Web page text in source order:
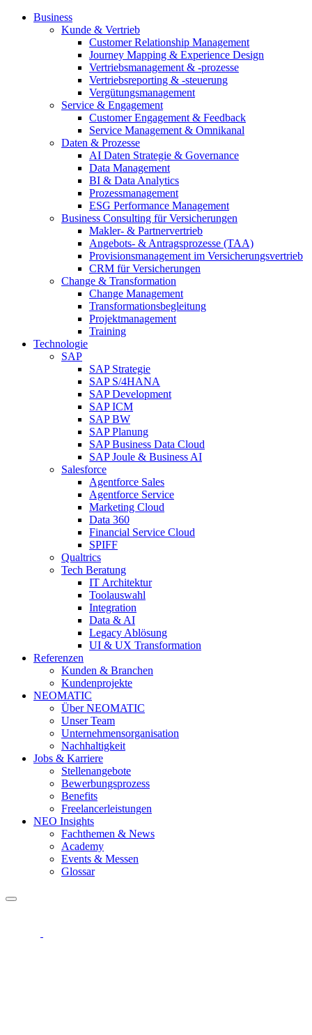
Business
Kunde & Vertrieb
Customer Relationship Management
Journey Mapping & Experience Design
Vertriebsmanagement & -prozesse
Vertriebsreporting & -steuerung
Vergütungsmanagement
Service & Engagement
Customer Engagement & Feedback
Service Management & Omnikanal
Daten & Prozesse
AI Daten Strategie & Governance
Data Management
BI & Data Analytics
Prozessmanagement
ESG Performance Management
Business Consulting für Versicherungen
Makler- & Partnervertrieb
Angebots- & Antragsprozesse (TAA)
Provisionsmanagement im Versicherungsvertrieb
CRM für Versicherungen
Change & Transformation
Change Management
Transformationsbegleitung
Projektmanagement
Training
Technologie
SAP
SAP Strategie
SAP S/4HANA
SAP Development
SAP ICM
SAP BW
SAP Planung
SAP Business Data Cloud
SAP Joule & Business AI
Salesforce
Agentforce Sales
Agentforce Service
Marketing Cloud
Data 360
Financial Service Cloud
SPIFF
Qualtrics
Tech Beratung
IT Architektur
Toolauswahl
Integration
Data & AI
Legacy Ablösung
UI & UX Transformation
Referenzen
Kunden & Branchen
Kundenprojekte
NEOMATIC
Über NEOMATIC
Unser Team
Unternehmensorganisation
Nachhaltigkeit
Jobs & Karriere
Stellenangebote
Bewerbungsprozess
Benefits
Freelancerleistungen
NEO Insights
Fachthemen & News
Academy
Events & Messen
Glossar